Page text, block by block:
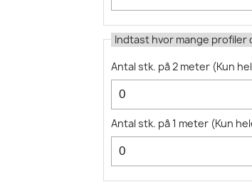
Indtast hvor mange profiler
Antal stk. på 2 meter (Kun
Antal stk. på 1 meter (Kun